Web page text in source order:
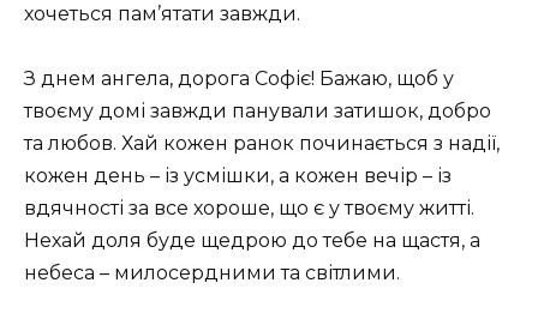
хочеться пам’ятати завжди.
З днем ангела, дорога Софіє! Бажаю, щоб у
твоєму домі завжди панували затишок, добро
та любов. Хай кожен ранок починається з надії,
кожен день – із усмішки, а кожен вечір – із
вдячності за все хороше, що є у твоєму житті.
Нехай доля буде щедрою до тебе на щастя, а
небеса – милосердними та світлими.